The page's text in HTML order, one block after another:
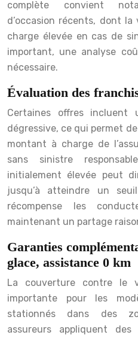
complète convient
d’occasion récents, dont
charge élevée en cas de
important, une analyse
nécessaire.
Évaluation des
Certaines offres incluent
dégressive, ce qui permet
montant à charge de
sans sinistre
initialement élevée peut
jusqu’à atteindre un
récompense les
maintenant un partage
Garanties
glace, assistance 0 km
La couverture contre le
importante pour les
stationnés dans des
assureurs appliquent